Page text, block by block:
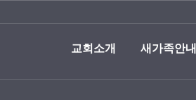
교회소개 새가족안내